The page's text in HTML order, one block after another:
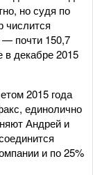
но судя по
числится
почти 150,7
в декабре 2015
2015 года
единолично
Андрей и
и по 25%